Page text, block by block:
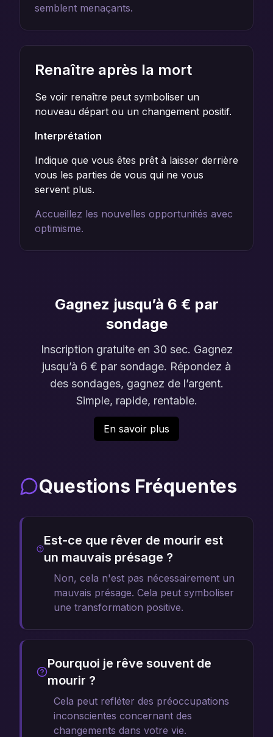
semblent menaçants.
Renaître après la mort
Se voir renaître peut symboliser un
nouveau départ ou un changement positif.
Interprétation
Indique que vous êtes prêt à laisser derrière
vous les parties de vous qui ne vous
servent plus.
Accueillez les nouvelles opportunités avec
optimisme.
Gagnez jusqu’à 6 € par
sondage
Inscription gratuite en 30 sec. Gagnez
jusqu’à 6 € par sondage. Répondez à
des sondages, gagnez de l’argent.
Simple, rapide, rentable.
En savoir plus
Questions Fréquentes
Est-ce que rêver de mourir est
un mauvais présage ?
Non, cela n'est pas nécessairement un
mauvais présage. Cela peut symboliser
une transformation positive.
Pourquoi je rêve souvent de
mourir ?
Cela peut refléter des préoccupations
inconscientes concernant des
changements dans votre vie.